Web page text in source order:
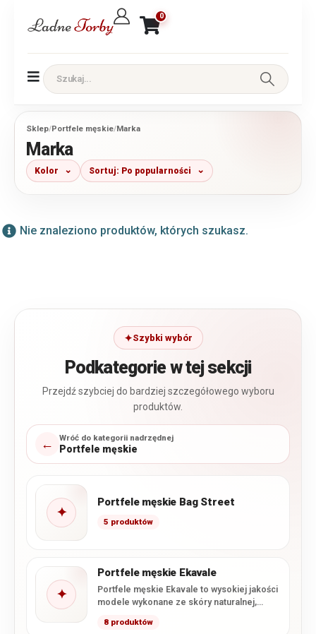
0
Sklep/Portfele męskie/Marka
Marka
Kolor Sortuj: Po popularności
Nie znaleziono produktów, których szukasz.
Szybki wybór
Podkategorie w tej sekcji
Przejdź szybciej do bardziej szczegółowego wyboru
produktów.
← Wróć do kategorii nadrzędnej
Portfele męskie
✦
Portfele męskie Bag Street
5 produktów
✦
Portfele męskie Ekavale
Portfele męskie Ekavale to wysokiej jakości
modele wykonane ze skóry naturalnej,
charakterystycznym…
8 produktów